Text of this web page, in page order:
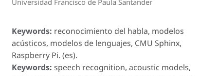
Universidad Francisco de Paula Santander
Keywords: reconocimiento del habla, modelos
acústicos, modelos de lenguajes, CMU Sphinx,
Raspberry Pi. (es).
Keywords: speech recognition, acoustic models,